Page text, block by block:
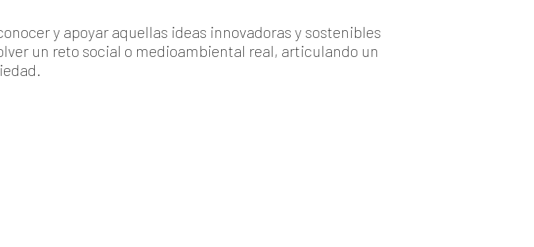
y apoyar aquellas ideas innovadoras y sostenibles
un reto social o medioambiental real, articulando un